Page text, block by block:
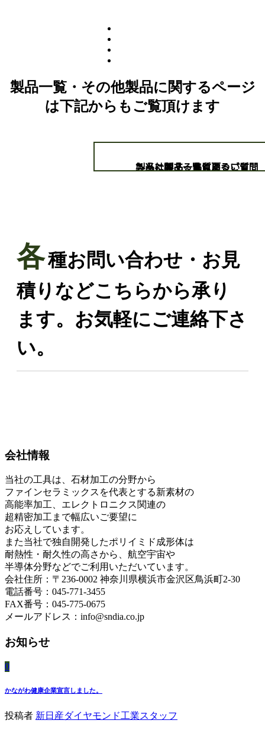
製品一覧・その他製品に関するページ
は下記からもご覧頂けます
製品一覧に戻る
当社製品・品質について
製品に関するよくあるご質問
各種お問い合わせ・お見
積りなどこちらから承り
ます。お気軽にご連絡下さ
い。
会社情報
当社の工具は、石材加工の分野から
ファインセラミックスを代表とする新素材の
高能率加工、エレクトロニクス関連の
超精密加工まで幅広いご要望に
お応えしています。
また当社で独自開発したポリイミド成形体は
耐熱性・耐久性の高さから、航空宇宙や
半導体分野などでご利用いただいています。
会社住所：〒236-0002 神奈川県横浜市金沢区鳥浜町2-30
電話番号：045-771-3455
FAX番号：045-775-0675
メールアドレス：info@sndia.co.jp
お知らせ
0
かながわ健康企業宣言しました。
投稿者 新日産ダイヤモンド工業スタッフ